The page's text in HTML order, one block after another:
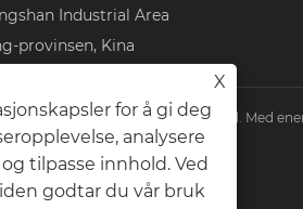
Industrial Area
provinsen, Kina
Electric Power Equipment Co., Ltd. Med
| XML Personvernerklæring
X
for å gi deg
analysere
tilpasse innhold. Ved
godtar du vår bruk